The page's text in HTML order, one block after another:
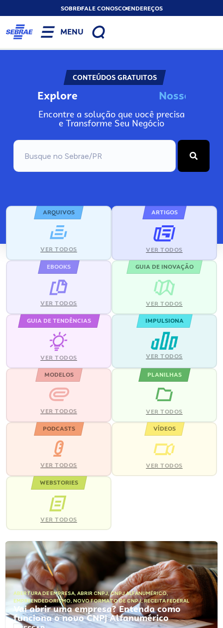
SOBREFALE CONOSCOENDEREÇOS
MENU
CONTEÚDOS GRATUITOS
Explore Nosso
Encontre a solução que você precisa
e Transforme Seu Negócio
ARQUIVOS
VER TODOS
ARTIGOS
VER TODOS
EBOOKS
VER TODOS
GUIA DE INOVAÇÃO
VER TODOS
GUIA DE TENDÊNCIAS
VER TODOS
IMPULSIONA
VER TODOS
MODELOS
VER TODOS
PLANILHAS
VER TODOS
PODCASTS
VER TODOS
VÍDEOS
VER TODOS
WEBSTORIES
VER TODOS
ABERTURA DE EMPRESA, ABRIR CNPJ,CNPJ ALFANUMÉRICO,
EMPREENDEDORISMO, NOVO FORMATO DE CNPJ,RECEITA FEDERAL
Vai abrir uma empresa? Entenda como
funciona o novo CNPJ Alfanumérico